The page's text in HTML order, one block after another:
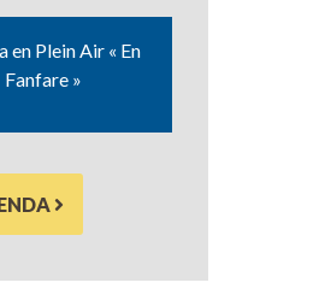
en Plein Air « En
Fanfare »